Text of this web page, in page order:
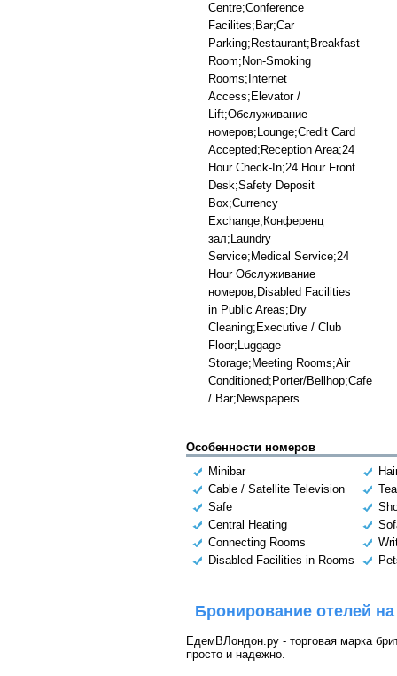
Centre;Conference
Facilites;Bar;Car
Parking;Restaurant;Breakfast
Room;Non-Smoking
Rooms;Internet
Access;Elevator /
Lift;Обслуживание
номеров;Lounge;Credit Card
Accepted;Reception Area;24
Hour Check-In;24 Hour Front
Desk;Safety Deposit
Box;Currency
Exchange;Конференц
зал;Laundry
Service;Medical Service;24
Hour Обслуживание
номеров;Disabled Facilities
in Public Areas;Dry
Cleaning;Executive / Club
Floor;Luggage
Storage;Meeting Rooms;Air
Conditioned;Porter/Bellhop;Cafe
/ Bar;Newspapers
Особенности номеров
Minibar
Cable / Satellite Television
Safe
Central Heating
Connecting Rooms
Disabled Facilities in Rooms
Бронирование отелей
ЕдемВЛондон.ру - торговая марка
просто и надежно.